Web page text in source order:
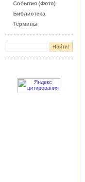
События (Фото)
Библиотека
Термины